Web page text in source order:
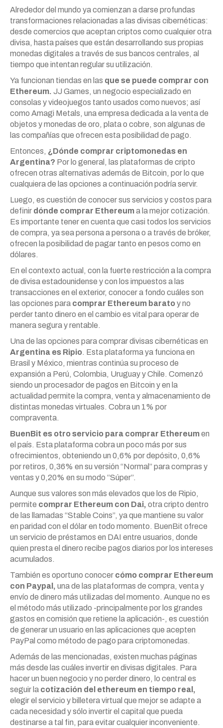
Alrededor del mundo ya comienzan a darse profundas
transformaciones relacionadas a las divisas cibernéticas:
desde comercios que aceptan criptos como cualquier otra
divisa, hasta países que están desarrollando sus propias
monedas digitales a través de sus bancos centrales, al
tiempo que intentan regular su utilización.
Ya funcionan tiendas en las que se puede comprar con
Ethereum. JJ Games, un negocio especializado en
consolas y videojuegos tanto usados como nuevos; así
como Amagi Metals, una empresa dedicada a la venta de
objetos y monedas de oro, plata o cobre, son algunas de
las compañías que ofrecen esta posibilidad de pago.
Entonces, ¿Dónde comprar criptomonedas en
Argentina? Por lo general, las plataformas de cripto
ofrecen otras alternativas además de Bitcoin, por lo que
cualquiera de las opciones a continuación podría servir.
Luego, es cuestión de conocer sus servicios y costos para
definir dónde comprar Ethereuma la mejor cotización.
Es importante tener en cuenta que casi todos los servicios
de compra, ya sea persona a persona o a través de bróker,
ofrecen la posibilidad de pagar tanto en pesos como en
dólares.
En el contexto actual, con la fuerte restricción a la compra
de divisa estadounidense y con los impuestos a las
transacciones en el exterior, conocer a fondo cuáles son
las opciones para comprar Ethereum baratoy no
perder tanto dinero en el cambio es vital para operar de
manera segura y rentable.
Una de las opciones para comprar divisas cibernéticas en
Argentina es Ripio. Esta plataforma ya funciona en
Brasil y México, mientras continúa su proceso de
expansión a Perú, Colombia, Uruguay y Chile. Comenzó
siendo un procesador de pagos en Bitcoin y en la
actualidad permite la compra, venta y almacenamiento de
distintas monedas virtuales. Cobra un 1% por
compraventa.
BuenBit es otro servicio para comprar Ethereumen
el país. Esta plataforma cobra un poco más por sus
ofrecimientos, obteniendo un 0,6% por depósito, 0,6%
por retiros, 0,36% en su versión “Normal” para compras y
ventas y 0,20% en su modo “Súper”.
Aunque sus valores son más elevados que los de Ripio,
permite comprar Ethereum con Dai, otra cripto dentro
de las llamadas “Stable Coins”, ya que mantiene su valor
en paridad con el dólar en todo momento. BuenBit ofrece
un servicio de préstamos en DAI entre usuarios, donde
quien presta el dinero recibe pagos diarios por los intereses
acumulados.
También es oportuno conocer cómo comprar Ethereum
con Paypal, una de las plataformas de compra, venta y
envío de dinero más utilizadas del momento. Aunque no es
el método más utilizado -principalmente por los grandes
gastos en comisión que retiene la aplicación-, es cuestión
de generar un usuario en las aplicaciones que acepten
PayPal como método de pago para criptomonedas.
Además de las mencionadas, existen muchas páginas
más desde las cuáles invertir en divisas digitales. Para
hacer un buen negocio y no perder dinero, lo central es
seguir la cotización del ethereum en tiempo real,
elegir el servicio y billetera virtual que mejor se adapte a
cada necesidad y sólo invertir el capital que pueda
destinarse a tal fin, para evitar cualquier inconveniente.